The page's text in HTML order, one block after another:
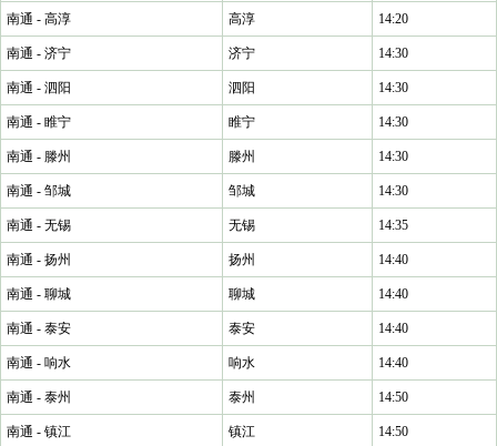
南通 - 高淳 高淳 14:20
南通 - 济宁 济宁 14:30
南通 - 泗阳 泗阳 14:30
南通 - 睢宁 睢宁 14:30
南通 - 滕州 滕州 14:30
南通 - 邹城 邹城 14:30
南通 - 无锡 无锡 14:35
南通 - 扬州 扬州 14:40
南通 - 聊城 聊城 14:40
南通 - 泰安 泰安 14:40
南通 - 响水 响水 14:40
南通 - 泰州 泰州 14:50
南通 - 镇江 镇江 14:50